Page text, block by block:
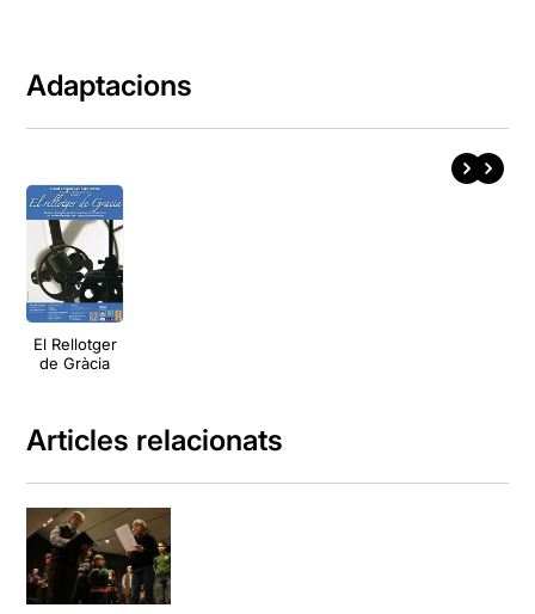
Adaptacions
El Rellotger
de Gràcia
Articles relacionats